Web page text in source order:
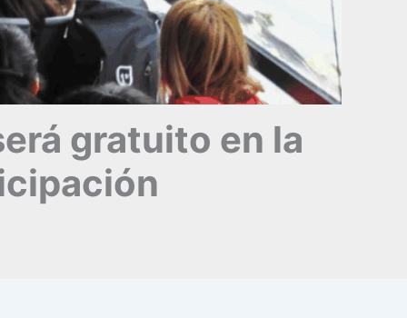
gratuito en la